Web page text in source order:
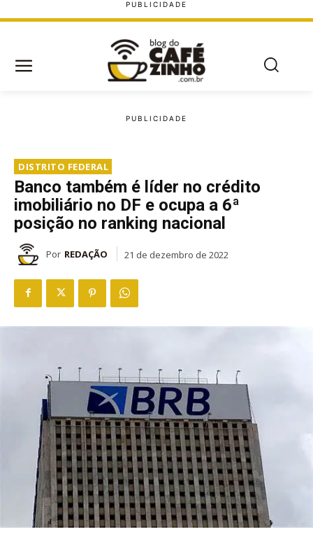
DISTRITO FEDERAL
Banco também é líder no crédito
imobiliário no DF e ocupa a 6ª
posição no ranking nacional
Por REDAÇÃO 21 de dezembro de 2022